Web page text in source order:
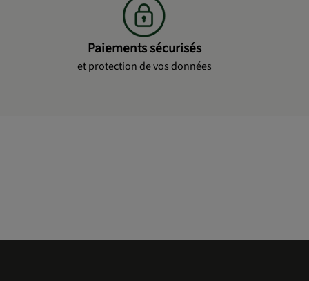
Paiements sécurisés
et protection de vos données